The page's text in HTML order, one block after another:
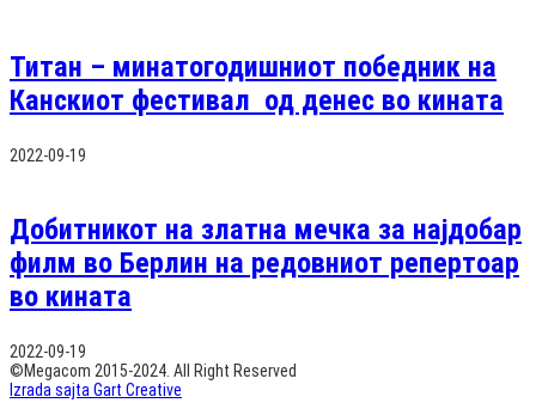
Титан – минатогодишниот победник на
Канскиот фестивал од денес во кината
2022-09-19
Добитникот на златна мечка за најдобар
филм во Берлин на редовниот репертоар
во кината
2022-09-19
©Megacom 2015-2024. All Right Reserved
Izrada sajta Gart Creative